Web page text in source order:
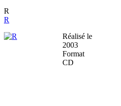
R
R
Réalisé le
2003
Format
CD